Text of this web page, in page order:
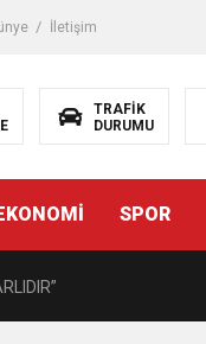
İletişim
TRAFİK
DURUMU
SPOR